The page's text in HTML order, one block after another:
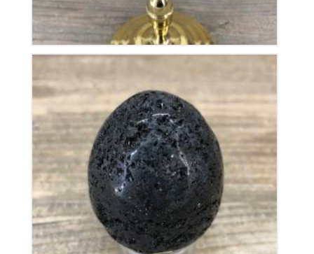
Œuf en Tourmaline Noire
65€